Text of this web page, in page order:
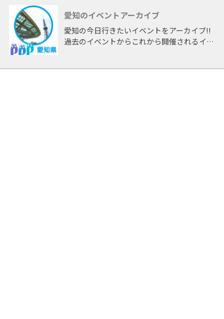
愛知のイベントアーカイブ
愛知の今日行きたいイベントをアーカイブ!!
過去のイベントからこれから開催されるイベ